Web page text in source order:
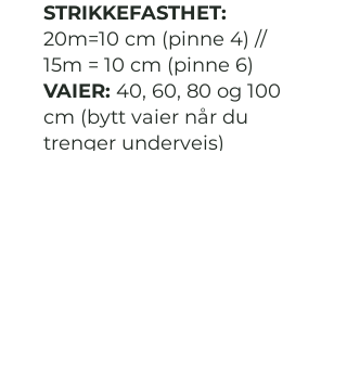
STRIKKEFASTHET:
20m=10 cm (pinne 4) //
15m = 10 cm (pinne 6)
VAIER: 40, 60, 80 og 100
cm (bytt vaier når du
trenger underveis)